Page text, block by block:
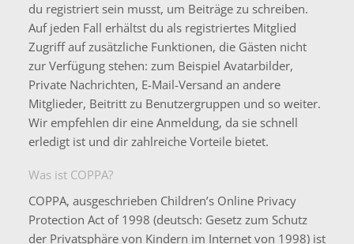
du registriert sein musst, um Beiträge zu schreiben.
Auf jeden Fall erhältst du als registriertes Mitglied
Zugriff auf zusätzliche Funktionen, die Gästen nicht
zur Verfügung stehen: zum Beispiel Avatarbilder,
Private Nachrichten, E-Mail-Versand an andere
Mitglieder, Beitritt zu Benutzergruppen und so weiter.
Wir empfehlen dir eine Anmeldung, da sie schnell
erledigt ist und dir zahlreiche Vorteile bietet.
Was ist COPPA?
COPPA, ausgeschrieben Children’s Online Privacy
Protection Act of 1998 (deutsch: Gesetz zum Schutz
der Privatsphäre von Kindern im Internet von 1998) ist